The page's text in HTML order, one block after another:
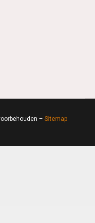
– Sitemap